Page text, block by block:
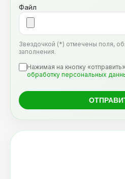
Файл
Звездочкой (*) отмечены поля,
заполнения.
Нажимая на кнопку
обработку персональных